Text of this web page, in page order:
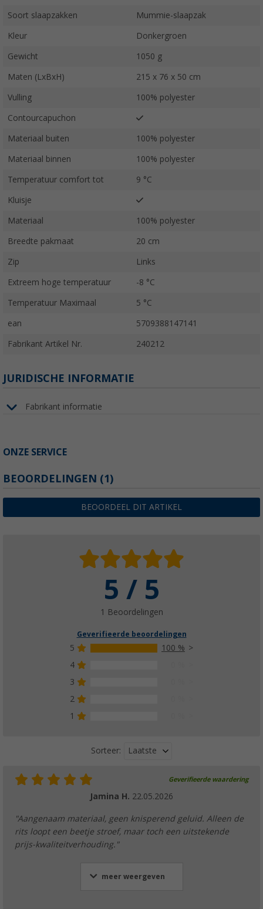
Soort slaapzakken Mummie-slaapzak
Kleur Donkergroen
Gewicht 1050 g
Maten (LxBxH) 215 x 76 x 50 cm
Vulling 100% polyester
Contourcapuchon
Materiaal buiten 100% polyester
Materiaal binnen 100% polyester
Temperatuur comfort tot 9 °C
Kluisje
Materiaal 100% polyester
Breedte pakmaat 20 cm
Zip Links
Extreem hoge temperatuur -8 °C
Temperatuur Maximaal 5 °C
ean 5709388147141
Fabrikant Artikel Nr. 240212
JURIDISCHE INFORMATIE
Fabrikant informatie
ONZE SERVICE
BEOORDELINGEN (1)
BEOORDEEL DIT ARTIKEL
5 / 5
1 Beoordelingen
Geverifieerde beoordelingen
5
100 %
4
3
2
1
Sorteer: Laatste
Geverifieerde waardering
Jamina H. 22.05.2026
"Aangenaam materiaal, geen knisperend geluid. Alleen de
rits loopt een beetje stroef, maar toch een uitstekende
prijs-kwaliteitverhouding."
meer weergeven